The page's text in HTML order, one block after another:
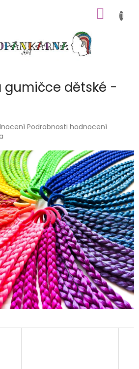
KOŠÍK
gumičce dětské -
Podrobnosti hodnocení